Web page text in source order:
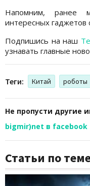
Напомним,
интересных гаджетов
Подпишись на наш
узнавать главные
Теги: Китай роботы
Не пропусти другие
bigmir)net в facebook
Статьи по